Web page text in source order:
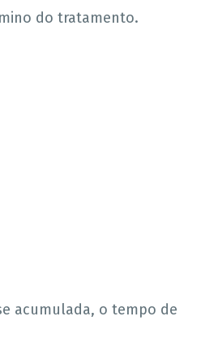
do tratamento.
acumulada, o tempo de